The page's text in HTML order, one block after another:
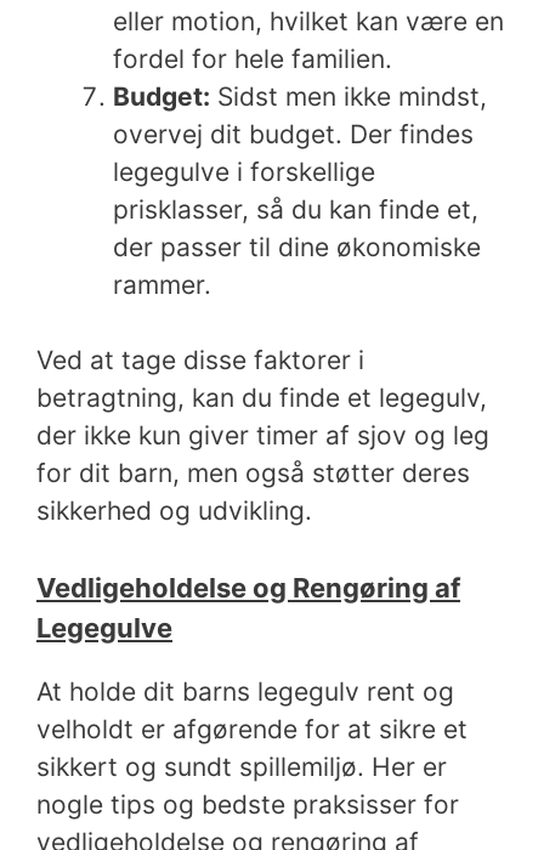
eller motion, hvilket kan være en
fordel for hele familien.
Budget: Sidst men ikke mindst,
overvej dit budget. Der findes
legegulve i forskellige
prisklasser, så du kan finde et,
der passer til dine økonomiske
rammer.
Ved at tage disse faktorer i
betragtning, kan du finde et legegulv,
der ikke kun giver timer af sjov og leg
for dit barn, men også støtter deres
sikkerhed og udvikling.
Vedligeholdelse og Rengøring af
Legegulve
At holde dit barns legegulv rent og
velholdt er afgørende for at sikre et
sikkert og sundt spillemiljø. Her er
nogle tips og bedste praksisser for
vedligeholdelse og rengøring af